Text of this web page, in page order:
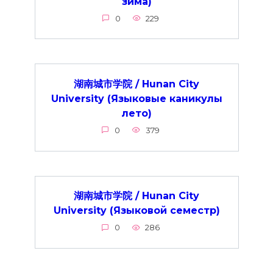
0 229
湖南城市学院 / Hunan City
University (Языковые каникулы
лето)
0 379
湖南城市学院 / Hunan City
University (Языковой семестр)
0 286